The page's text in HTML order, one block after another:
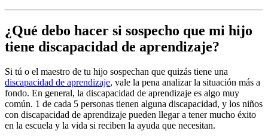
¿Qué debo hacer si sospecho que mi hijo
tiene discapacidad de aprendizaje?
Si tú o el maestro de tu hijo sospechan que quizás tiene una
discapacidad de aprendizaje, vale la pena analizar la situación más a
fondo. En general, la discapacidad de aprendizaje es algo muy
común. 1 de cada 5 personas tienen alguna discapacidad, y los niños
con discapacidad de aprendizaje pueden llegar a tener mucho éxito
en la escuela y la vida si reciben la ayuda que necesitan.